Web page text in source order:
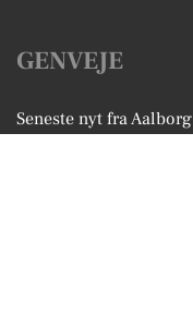
GENVEJE
Seneste nyt fra Aalborg